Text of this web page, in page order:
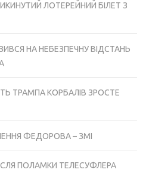
ЛОТЕРЕЙНИЙ БІЛЕТ З
НА НЕБЕЗПЕЧНУ ВІДСТАНЬ
ТРАМПА КОРБАЛІВ ЗРОСТЕ
ФЕДОРОВА – ЗМІ
ПОЛАМКИ ТЕЛЕСУФЛЕРА